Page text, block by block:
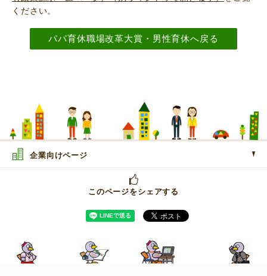
ください。
パパ育休職場改革大賞・男性育休へ戻る
企業向けページ
このページをシェアする